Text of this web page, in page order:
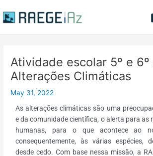
to
Atividade escolar 5º e 6º
Alterações Climáticas
May 31, 2022
As alterações climáticas são uma
e da comunidade científica, o alerta para as
humanas, para o que acontece ao
consequentemente, às várias espécies,
desde cedo. Com base nessa missão, a
navigation